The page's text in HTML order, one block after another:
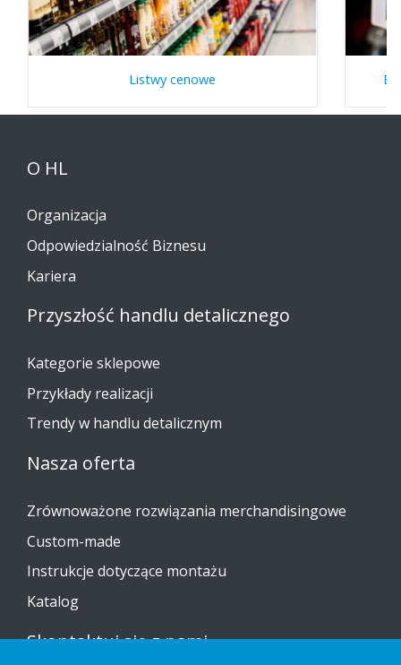
Listwy cenowe
O HL
Organizacja
Odpowiedzialność Biznesu
Kariera
Przyszłość handlu detalicznego
Kategorie sklepowe
Przykłady realizacji
Trendy w handlu detalicznym
Nasza oferta
Zrównoważone rozwiązania merchandisingowe
Custom-made
Instrukcje dotyczące montażu
Katalog
Skontaktuj się z nami